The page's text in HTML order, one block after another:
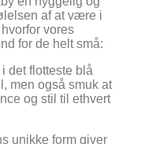
af at være i
vores
for de helt små:
det flotteste blå
men også smuk at
og stil til ethvert
unikke form giver